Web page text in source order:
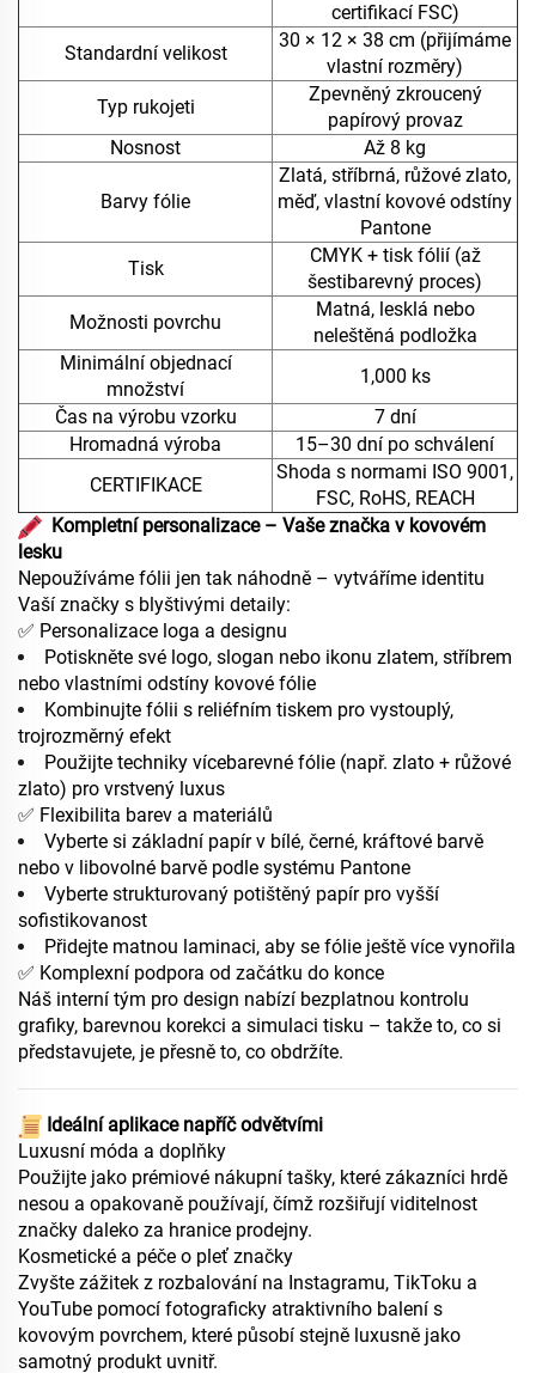
certifikací FSC)
Standardní velikost
30 × 12 × 38 cm (přijímáme
vlastní rozměry)
Typ rukojeti
Zpevněný zkroucený
papírový provaz
Nosnost
Až 8 kg
Barvy fólie
Zlatá, stříbrná, růžové zlato,
měď, vlastní kovové odstíny
Pantone
Tisk
CMYK + tisk fólií (až
šestibarevný proces)
Možnosti povrchu
Matná, lesklá nebo
neleštěná podložka
Minimální objednací
množství
1,000 ks
Čas na výrobu vzorku
7 dní
Hromadná výroba
15–30 dní po schválení
CERTIFIKACE
Shoda s normami ISO 9001,
FSC, RoHS, REACH
Kompletní personalizace – Vaše značka v kovovém
lesku
Nepoužíváme fólii jen tak náhodně – vytváříme identitu
Vaší značky s blyštivými detaily:
✅ Personalizace loga a designu
Potiskněte své logo, slogan nebo ikonu zlatem, stříbrem
nebo vlastními odstíny kovové fólie
Kombinujte fólii s reliéfním tiskem pro vystouplý,
trojrozměrný efekt
Použijte techniky vícebarevné fólie (např. zlato + růžové
zlato) pro vrstvený luxus
✅ Flexibilita barev a materiálů
Vyberte si základní papír v bílé, černé, kráftové barvě
nebo v libovolné barvě podle systému Pantone
Vyberte strukturovaný potištěný papír pro vyšší
sofistikovanost
Přidejte matnou laminaci, aby se fólie ještě více vynořila
✅ Komplexní podpora od začátku do konce
Náš interní tým pro design nabízí bezplatnou kontrolu
grafiky, barevnou korekci a simulaci tisku – takže to, co si
představujete, je přesně to, co obdržíte.
Ideální aplikace napříč odvětvími
Luxusní móda a doplňky
Použijte jako prémiové nákupní tašky, které zákazníci hrdě
nesou a opakovaně používají, čímž rozšiřují viditelnost
značky daleko za hranice prodejny.
Kosmetické a péče o pleť značky
Zvyšte zážitek z rozbalování na Instagramu, TikToku a
YouTube pomocí fotograficky atraktivního balení s
kovovým povrchem, které působí stejně luxusně jako
samotný produkt uvnitř.